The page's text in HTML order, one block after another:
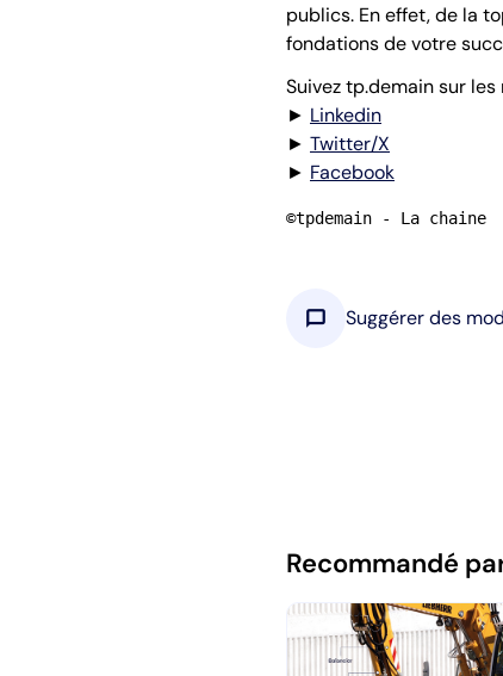
publics. En effet, de la
fondations de votre
Suivez tp.demain sur les
► Linkedin
► Twitter/X
► Facebook
©tpdemain - La chaine
chat_bubble Suggérer des
Recommandé